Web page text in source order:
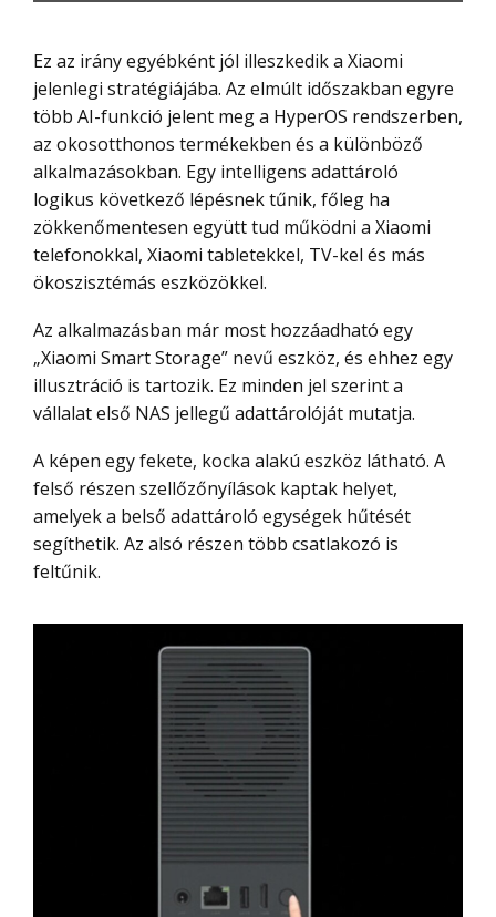
Ez az irány egyébként jól illeszkedik a Xiaomi
jelenlegi stratégiájába. Az elmúlt időszakban egyre
több AI-funkció jelent meg a HyperOS rendszerben,
az okosotthonos termékekben és a különböző
alkalmazásokban. Egy intelligens adattároló
logikus következő lépésnek tűnik, főleg ha
zökkenőmentesen együtt tud működni a Xiaomi
telefonokkal, Xiaomi tabletekkel, TV-kel és más
ökoszisztémás eszközökkel.
Az alkalmazásban már most hozzáadható egy
„Xiaomi Smart Storage” nevű eszköz, és ehhez egy
illusztráció is tartozik. Ez minden jel szerint a
vállalat első NAS jellegű adattárolóját mutatja.
A képen egy fekete, kocka alakú eszköz látható. A
felső részen szellőzőnyílások kaptak helyet,
amelyek a belső adattároló egységek hűtését
segíthetik. Az alsó részen több csatlakozó is
feltűnik.